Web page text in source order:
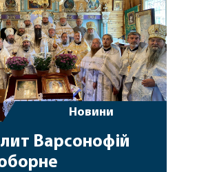
Новини
Варсонофій